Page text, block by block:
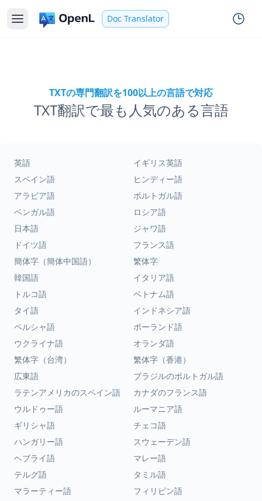
Doc Translator
TXTの専門翻訳を100以上の言語で対応
TXT翻訳で最も人気のある言語
英語
イギリス英語
スペイン語
ヒンディー語
アラビア語
ポルトガル語
ベンガル語
ロシア語
日本語
ジャワ語
ドイツ語
フランス語
簡体字（簡体中国語）
繁体字
韓国語
イタリア語
トルコ語
ベトナム語
タイ語
インドネシア語
ペルシャ語
ポーランド語
ウクライナ語
オランダ語
繁体字（台湾）
繁体字（香港）
広東語
ブラジルのポルトガル語
ラテンアメリカのスペイン語
カナダのフランス語
ウルドゥー語
ルーマニア語
ギリシャ語
チェコ語
ハンガリー語
スウェーデン語
ヘブライ語
マレー語
テルグ語
タミル語
マラーティー語
フィリピン語